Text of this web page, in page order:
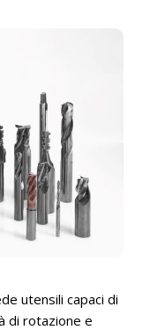
utensili capaci di
di rotazione e